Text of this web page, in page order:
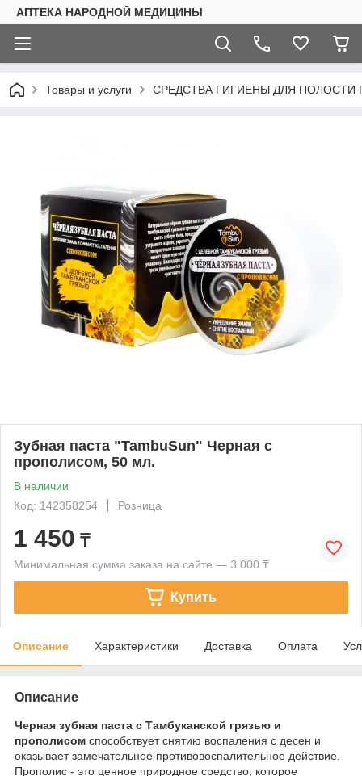
АПТЕКА НАРОДНОЙ МЕДИЦИНЫ
Товары и услуги СРЕДСТВА ГИГИЕНЫ ДЛЯ ПОЛОСТИ
Зубная паста "TambuSun" Черная с
прополисом, 50 мл.
В наличии
Код: 142358254
Розница
1 450 ₸
Минимальная сумма заказа на сайте — 3 000 ₸
Купить
Описание Характеристики Доставка Оплата
Описание
Черная зубная паста с Тамбуканской грязью и
прополисом способствует снятию воспаления с десен и
оказывает замечательное противовоспалительное действие.
Прополис - это ценное природное средство, которое